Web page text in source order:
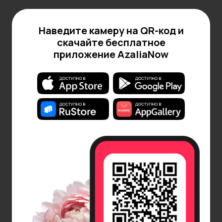
возможно появление детей или домашних
животных.
Не менее популярны и декоративно-лиственные
культуры. Шеффлера, диффенбахия и кодиеум
листвы. Полисциас, хоть и встречается реже,
также заслуживает внимания благодаря своей
ажурной кроне. Стоит помнить, что диффенбахия
содержит сок, который может вызвать
растением нужно аккуратно.
Теперь, когда вы познакомились с самыми
популярными крупномерами, вы легко сможете
подобрать растение лично себе или приобрести в
Большие домашние цветы в интерьере
Наведите камеру на QR-код и
скачайте бесплатное
приложение AzaliaNow